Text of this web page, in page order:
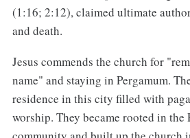
(1:16; 2:12), claimed ultimate
and death.
Jesus commends the church for
name" and staying in Pergamum.
residence in this city filled with
worship. They became rooted in the